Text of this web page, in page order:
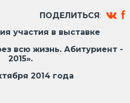
ПОДЕЛИТЬСЯ:
участия в выставке
всю жизнь. Абитуриент -
2015».
2014 года